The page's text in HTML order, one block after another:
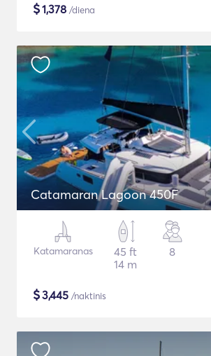
$1,378 /diena
Catamaran Lagoon 450F
Katamaranas
45 ft
14 m
8
$3,445 /naktinis